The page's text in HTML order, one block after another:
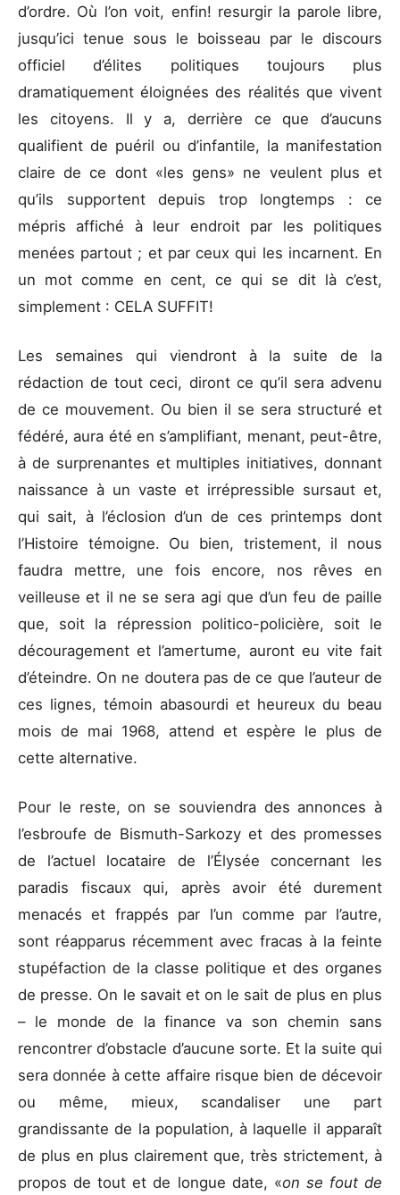
d’ordre. Où l’on voit, enfin! resurgir la parole libre,
jusqu’ici tenue sous le boisseau par le discours
officiel d’élites politiques toujours plus
dramatiquement éloignées des réalités que vivent
les citoyens. Il y a, derrière ce que d’aucuns
qualifient de puéril ou d’infantile, la manifestation
claire de ce dont «les gens» ne veulent plus et
qu’ils supportent depuis trop longtemps : ce
mépris affiché à leur endroit par les politiques
menées partout ; et par ceux qui les incarnent. En
un mot comme en cent, ce qui se dit là c’est,
simplement : CELA SUFFIT!
Les semaines qui viendront à la suite de la
rédaction de tout ceci, diront ce qu’il sera advenu
de ce mouvement. Ou bien il se sera structuré et
fédéré, aura été en s’amplifiant, menant, peut-être,
à de surprenantes et multiples initiatives, donnant
naissance à un vaste et irrépressible sursaut et,
qui sait, à l’éclosion d’un de ces printemps dont
l’Histoire témoigne. Ou bien, tristement, il nous
faudra mettre, une fois encore, nos rêves en
veilleuse et il ne se sera agi que d’un feu de paille
que, soit la répression politico-policière, soit le
découragement et l’amertume, auront eu vite fait
d’éteindre. On ne doutera pas de ce que l’auteur de
ces lignes, témoin abasourdi et heureux du beau
mois de mai 1968, attend et espère le plus de
cette alternative.
Pour le reste, on se souviendra des annonces à
l’esbroufe de Bismuth-Sarkozy et des promesses
de l’actuel locataire de l’Élysée concernant les
paradis fiscaux qui, après avoir été durement
menacés et frappés par l’un comme par l’autre,
sont réapparus récemment avec fracas à la feinte
stupéfaction de la classe politique et des organes
de presse. On le savait et on le sait de plus en plus
– le monde de la finance va son chemin sans
rencontrer d’obstacle d’aucune sorte. Et la suite qui
sera donnée à cette affaire risque bien de décevoir
ou même, mieux, scandaliser une part
grandissante de la population, à laquelle il apparaît
de plus en plus clairement que, très strictement, à
propos de tout et de longue date, «on se fout de